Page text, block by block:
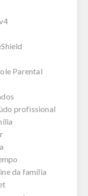
Parental
profissional
da família